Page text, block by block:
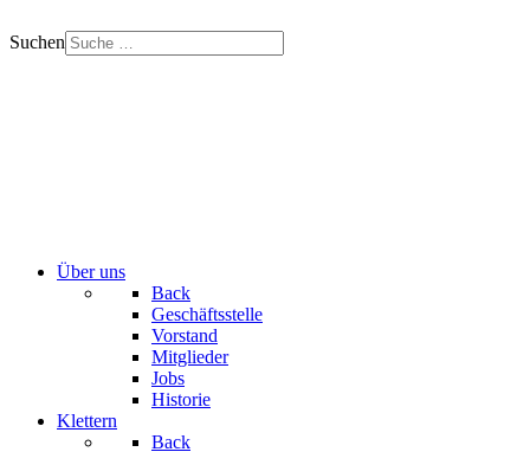
Suchen
Über uns
Back
Geschäftsstelle
Vorstand
Mitglieder
Jobs
Historie
Klettern
Back